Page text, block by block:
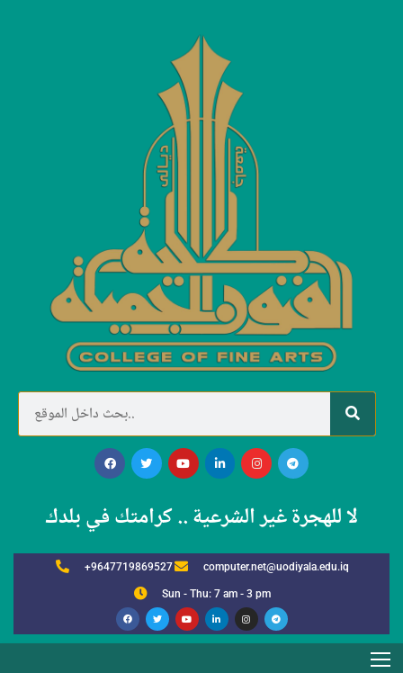
لا للهجرة غير الشرعية .. كرامتك في بلدك
+9647719869527 computer.net@uodiyala.edu.iq
Sun - Thu: 7 am - 3 pm